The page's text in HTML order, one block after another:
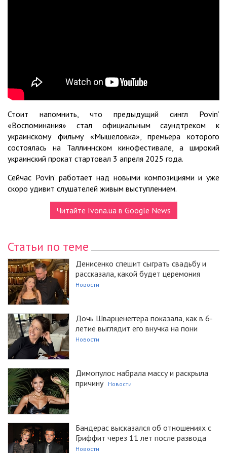
Стоит напомнить, что предыдущий сингл Povin’
«Воспоминания» стал официальным саундтреком к
украинскому фильму «Мышеловка», премьера которого
состоялась на Таллиннском кинофестивале, а широкий
украинский прокат стартовал 3 апреля 2025 года.
Сейчас Povin’ работает над новыми композициями и уже
скоро удивит слушателей живым выступлением.
Читайте Ivona.ua в Google News
Статьи по теме
Денисенко спешит сыграть свадьбу и
рассказала, какой будет церемония
Новости
Дочь Шварценеггера показала, как в 6-
летие выглядит его внучка на пони
Новости
Димопулос набрала массу и раскрыла
причину
Новости
Бандерас высказался об отношениях с
Гриффит через 11 лет после развода
Новости